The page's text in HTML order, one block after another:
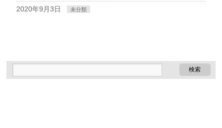
2020年9月3日 未分類